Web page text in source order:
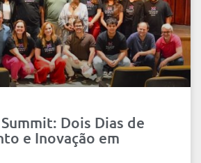
Dois Dias de
e Inovação em